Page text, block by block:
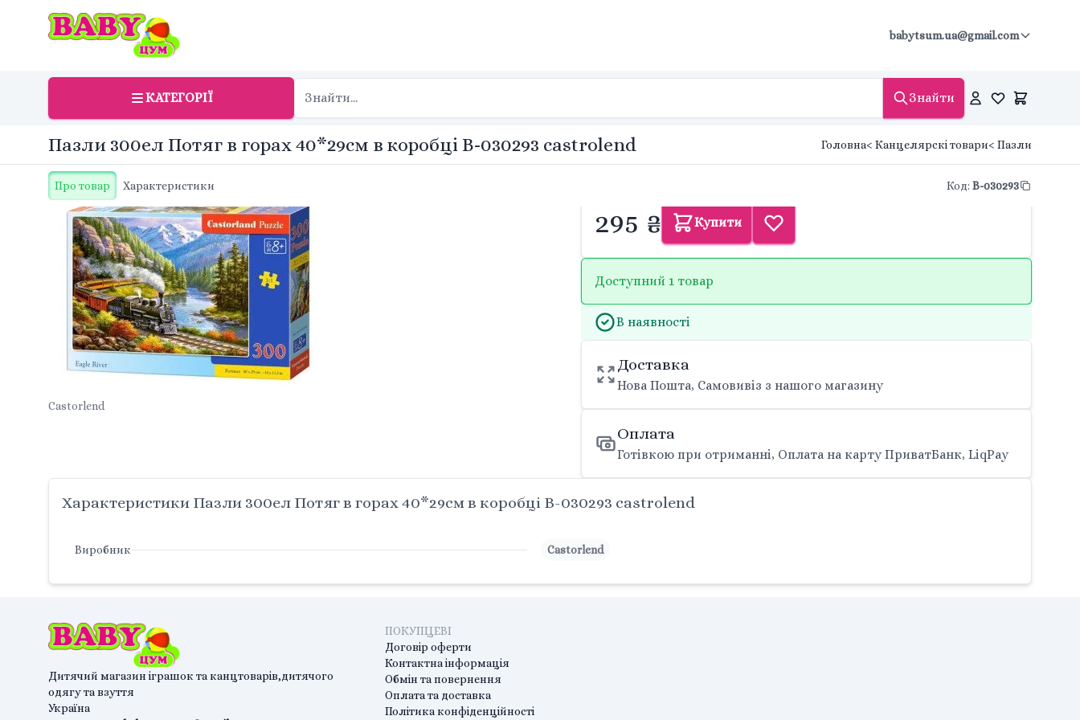
babytsum.ua@gmail.com
КАТЕГОРІЇ Знайти
Пазли 300ел Потяг в горах 40*29см в коробці B-030293 castrolend Головна< Канцелярскі товари< Пазли
Про товар Характеристики Код: B-030293
Castorlend
295 ₴ Купити
Доступний 1 товар
В наявності
Доставка
Нова Пошта, Самовивіз з нашого магазину
Оплата
Готівкою при отриманні, Оплата на карту ПриватБанк, LiqPay
Характеристики Пазли 300ел Потяг в горах 40*29см в коробці B-030293 castrolend
Виробник Castorlend
Дитячий магазин іграшок та канцтоварів,дитячого
одягу та взуття
Україна
ПОКУПЦЕВІ
Договір оферти
Контактна інформація
Обмін та повернення
Оплата та доставка
Політика конфіденційності